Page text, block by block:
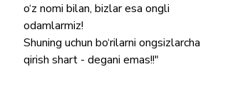
o‘z nomi bilan, bizlar esa ongli
odamlarmiz!
Shuning uchun bo‘rilarni ongsizlarcha
qirish shart - degani emas!!"